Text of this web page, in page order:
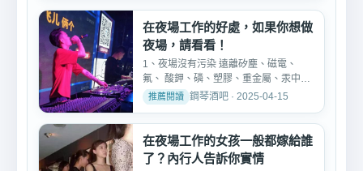
在夜場工作的好處，如果你想做
夜場，請看看！
1、夜場沒有污染 遠離矽塵、磁電、
氟、 酸鉀、磷、塑膠、重金屬、汞中
毒、放射輻射等，選擇夜場...
鋼琴酒吧 · 2025-04-15
在夜場工作的女孩一般都嫁給誰
了？內行人告訴你實情